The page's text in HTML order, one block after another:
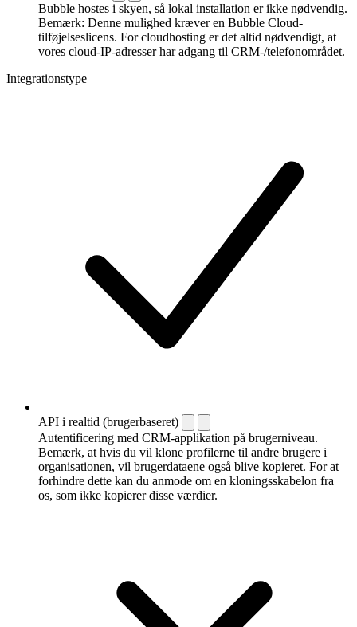
Bubble hostes i skyen, så lokal installation er ikke nødvendig.
Bemærk: Denne mulighed kræver en Bubble Cloud-
tilføjelseslicens. For cloudhosting er det altid nødvendigt, at
vores cloud-IP-adresser har adgang til CRM-/telefonområdet.
Integrationstype
API i realtid (brugerbaseret)
Autentificering med CRM-applikation på brugerniveau.
Bemærk, at hvis du vil klone profilerne til andre brugere i
organisationen, vil brugerdataene også blive kopieret. For at
forhindre dette kan du anmode om en kloningsskabelon fra
os, som ikke kopierer disse værdier.